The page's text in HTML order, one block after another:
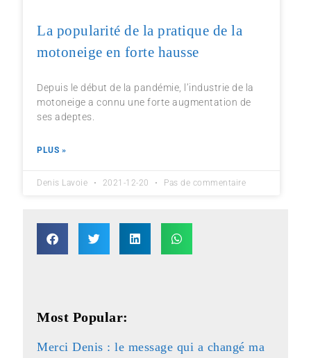
La popularité de la pratique de la
motoneige en forte hausse
Depuis le début de la pandémie, l’industrie de la
motoneige a connu une forte augmentation de
ses adeptes.
PLUS »
Denis Lavoie 2021-12-20 Pas de commentaire
Most Popular:
Merci Denis : le message qui a changé ma